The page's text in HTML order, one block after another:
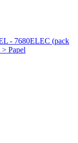
- 7680ELEC (pack
Papel